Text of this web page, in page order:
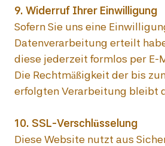
Sofern Sie uns eine
Datenverarbeitung erteilt
diese jederzeit formlos per E-
Die Rechtmäßigkeit der bis
erfolgten Verarbeitung bleibt
Diese Website nutzt aus